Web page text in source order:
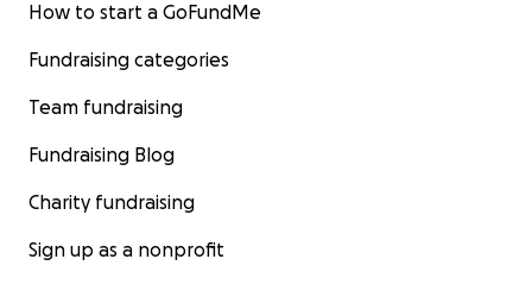
How to start a GoFundMe
Fundraising categories
Team fundraising
Fundraising Blog
Charity fundraising
Sign up as a nonprofit